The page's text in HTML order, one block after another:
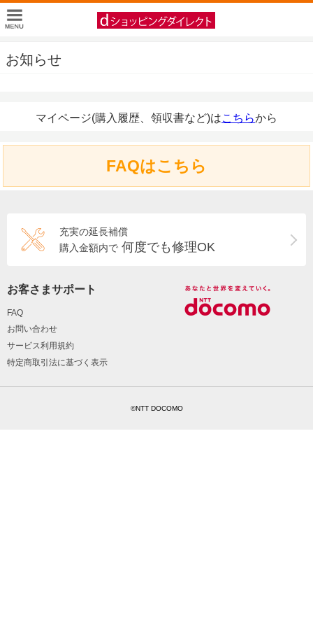
お知らせ
マイページ(購入履歴、領収書など)はこちらから
FAQはこちら
充実の延長補償
購入金額内で 何度でも修理OK
お客さまサポート
FAQ
お問い合わせ
サービス利用規約
特定商取引法に基づく表示
©NTT DOCOMO